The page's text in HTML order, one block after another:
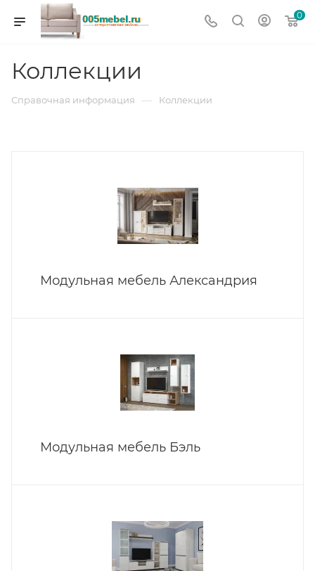
0
Коллекции
Справочная информация — Коллекции
Модульная мебель Александрия
Модульная мебель Бэль